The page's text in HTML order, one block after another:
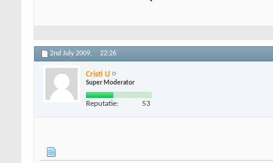
2nd July 2009, 22:26
Cristi U
Super Moderator
Reputatie: 53